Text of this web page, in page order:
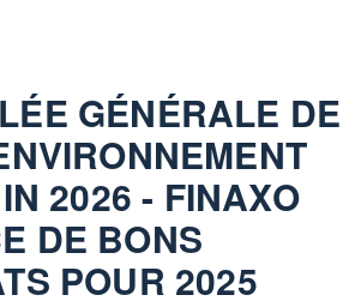
GÉNÉRALE DE
2026 - FINAXO
DE BONS
POUR 2025